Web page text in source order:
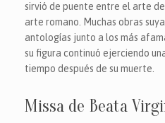
sirvió de puente entre el arte
arte romano. Muchas obras
antologías junto a los más
su figura continuó ejerciendo
tiempo después de su muerte.
Missa de Beata